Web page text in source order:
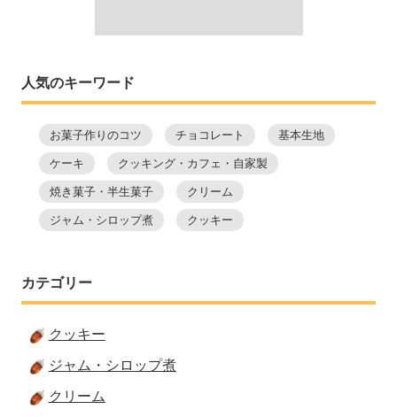
人気のキーワード
お菓子作りのコツ チョコレート 基本生地
ケーキ クッキング・カフェ・自家製
焼き菓子・半生菓子 クリーム
ジャム・シロップ煮 クッキー
カテゴリー
クッキー
ジャム・シロップ煮
クリーム